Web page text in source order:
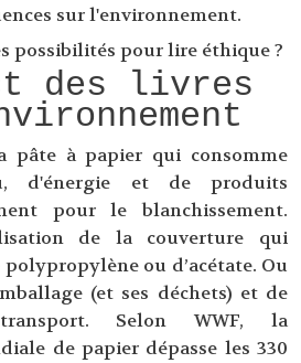
sur l'environnement.
possibilités pour lire éthique ?
des livres
pâte à papier qui consomme
d'énergie et de produits
pour le blanchissement.
de la couverture qui
ou d’acétate. Ou
(et ses déchets) et de
Selon WWF, la
de papier dépasse les 330